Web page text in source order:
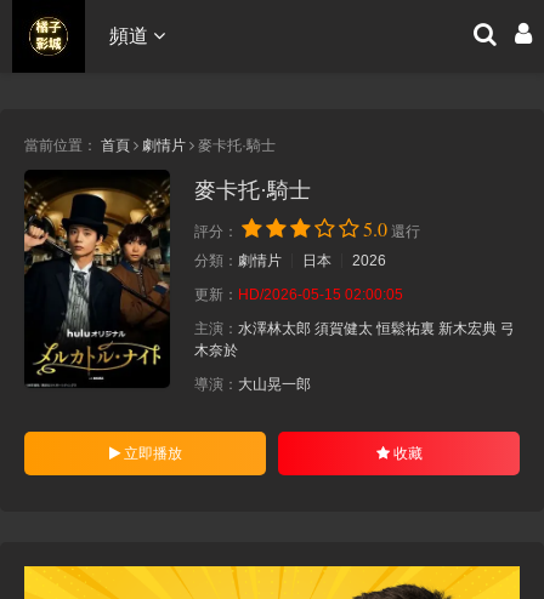
頻道
當前位置： 首頁 劇情片 麥卡托·騎士
麥卡托·騎士
評分： 5.0 還行
分類： 劇情片 日本
2026
更新： HD/2026-05-15 02:00:05
主演： 水澤林太郎 須賀健太 恒鬆祐裏 新木宏典 弓
木奈於
導演： 大山晃一郎
立即播放 收藏